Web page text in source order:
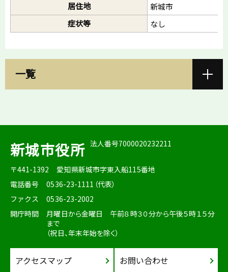
居住地
新城市
症状等
なし
一覧
新城市役所 法人番号7000020232211
〒441-1392
愛知県新城市字東入船115番地
電話番号
0536-23-1111（代表）
ファクス
0536-23-2002
開庁時間
月曜日から金曜日 午前８時３０分から午後５時１５分
まで
（祝日、年末年始を除く）
アクセスマップ お問い合わせ